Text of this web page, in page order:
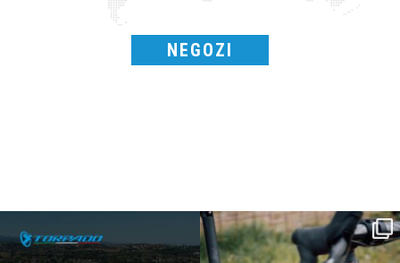
NEGOZI
IBF sta per...
Kepler R è la gravel pensata per affrontare
lunghe...